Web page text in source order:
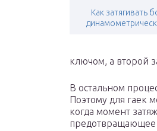
Как затягивать
ключом, а второй
В остальном
Поэтому для гаек
когда момент
предотвращающее